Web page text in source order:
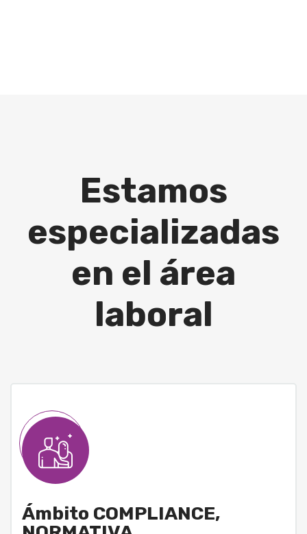
Estamos
especializadas
en el área
laboral
Ámbito COMPLIANCE,